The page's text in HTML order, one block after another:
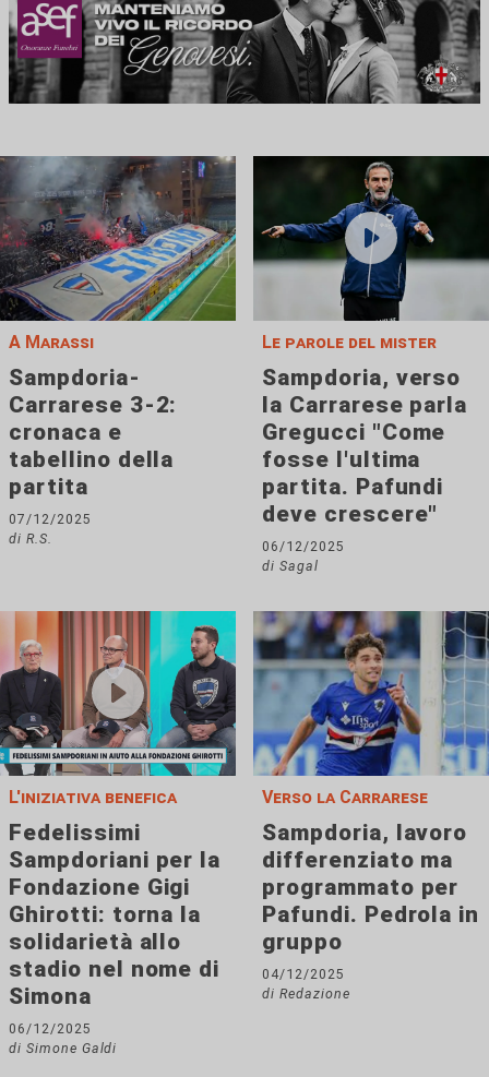
A Marassi
Sampdoria-
Carrarese 3-2:
cronaca e
tabellino della
partita
07/12/2025
di R.S.
Le parole del mister
Sampdoria, verso
la Carrarese parla
Gregucci "Come
fosse l'ultima
partita. Pafundi
deve crescere"
06/12/2025
di Sagal
L'iniziativa benefica
Fedelissimi
Sampdoriani per la
Fondazione Gigi
Ghirotti: torna la
solidarietà allo
stadio nel nome di
Simona
06/12/2025
di Simone Galdi
Verso la Carrarese
Sampdoria, lavoro
differenziato ma
programmato per
Pafundi. Pedrola in
gruppo
04/12/2025
di Redazione